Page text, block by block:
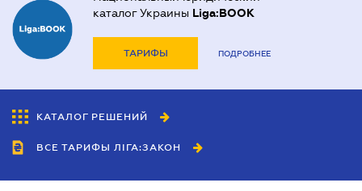
каталог Украины Liga:BOOK
ТАРИФЫ ПОДРОБНЕЕ
КАТАЛОГ РЕШЕНИЙ
ВСЕ ТАРИФЫ ЛІГА:ЗАКОН